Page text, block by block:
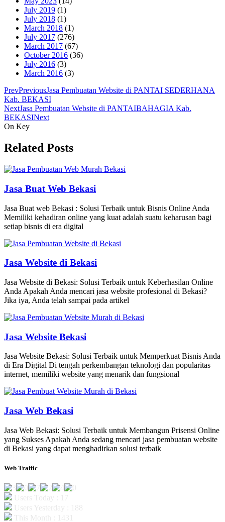
July 2019 (1)
July 2018 (1)
March 2018 (1)
July 2017 (276)
March 2017 (67)
October 2016 (36)
July 2016 (3)
March 2016 (3)
PrevPreviousJasa Pembuatan Website di PANTAI SEDERHANA
Kab. BEKASI
NextJasa Pembuatan Website di PANTAIBAHAGIA Kab.
BEKASINext
On Key
Related Posts
Jasa Buat Web Bekasi
Jasa Buat web Bekasi : Solusi Terbaik untuk Bisnis Online Anda
Memiliki kehadiran online yang kuat adalah suatu keharusan bagi
setiap bisnis di era digital
Jasa Website di Bekasi
Jasa Website di Bekasi: Solusi Terbaik untuk Keberhasilan Online
Anda Apakah Anda mencari jasa website profesional di Bekasi?
Jika iya, Anda telah sampai pada artikel
Jasa Website Bekasi
Jasa Website Bekasi: Solusi Terbaik untuk Memperkuat Bisnis Anda
di Era Digital Di tengah perkembangan teknologi dan popularitas
internet, memiliki website yang menarik dan fungsional
Jasa Web Bekasi
Jasa Web Bekasi: Solusi Terbaik untuk Membangun Prisensi Online
yang Sukses Apakah Anda sedang mencari jasa pembuatan website
di Bekasi yang dapat menghadirkan solusi terbaik
Web Traffic